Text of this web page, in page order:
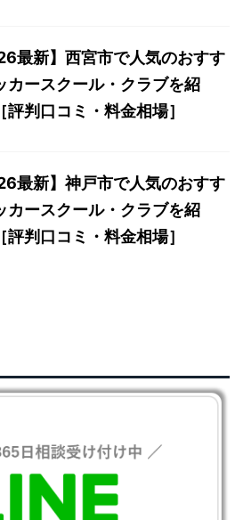
最新】西宮市で人気のおすす
カースクール・クラブを紹
評判口コミ・料金相場］
最新】神戸市で人気のおすす
カースクール・クラブを紹
評判口コミ・料金相場］